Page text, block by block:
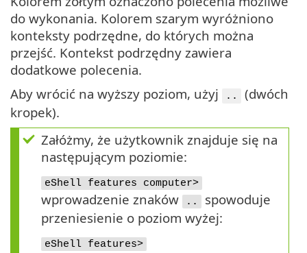
do wykonania. Kolorem szarym wyróżniono
konteksty podrzędne, do których można
przejść. Kontekst podrzędny zawiera
dodatkowe polecenia.
Aby wrócić na wyższy poziom, użyj
..
(dwóch
kropek).
Załóżmy, że użytkownik znajduje się na
następującym poziomie:
eShell features computer>
wprowadzenie znaków ..
spowoduje
przeniesienie o poziom wyżej:
eShell features>